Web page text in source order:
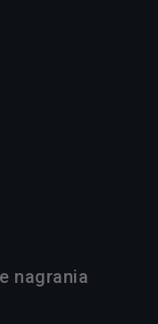
nagrania